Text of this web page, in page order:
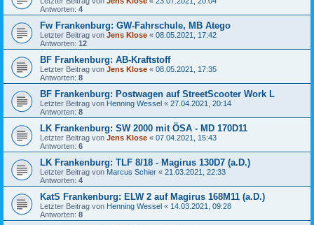
Antworten: 4
Fw Frankenburg: GW-Fahrschule, MB Atego
Letzter Beitrag von Jens Klose « 08.05.2021, 17:42
Antworten: 12
BF Frankenburg: AB-Kraftstoff
Letzter Beitrag von Jens Klose « 08.05.2021, 17:35
Antworten: 8
BF Frankenburg: Postwagen auf StreetScooter Work L
Letzter Beitrag von Henning Wessel « 27.04.2021, 20:14
Antworten: 8
LK Frankenburg: SW 2000 mit ÖSA - MD 170D11
Letzter Beitrag von Jens Klose « 07.04.2021, 15:43
Antworten: 6
LK Frankenburg: TLF 8/18 - Magirus 130D7 (a.D.)
Letzter Beitrag von Marcus Schier « 21.03.2021, 22:33
Antworten: 4
KatS Frankenburg: ELW 2 auf Magirus 168M11 (a.D.)
Letzter Beitrag von Henning Wessel « 14.03.2021, 09:28
Antworten: 8